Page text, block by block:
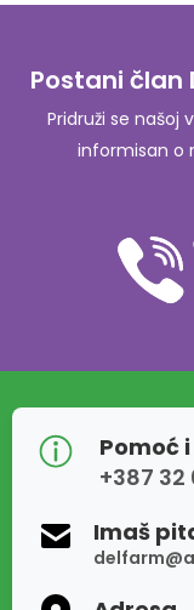
Postani član
Pridruži se našoj
informisan o
Pomoć
+387
Imaš